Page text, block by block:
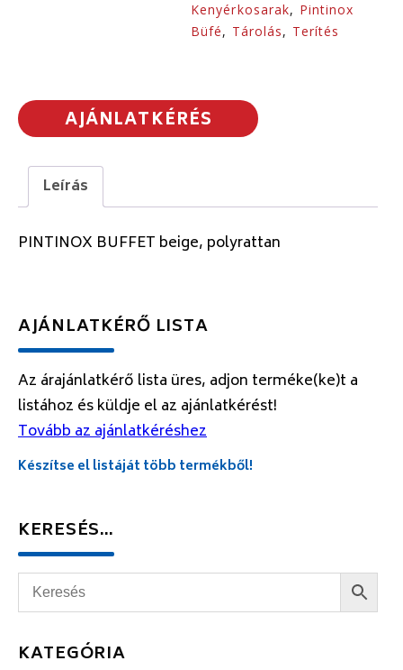
Kenyérkosarak, Pintinox
Büfé, Tárolás, Terítés
AJÁNLATKÉRÉS
Leírás
PINTINOX BUFFET beige, polyrattan
AJÁNLATKÉRŐ LISTA
Az árajánlatkérő lista üres, adjon terméke(ke)t a
listához és küldje el az ajánlatkérést!
Tovább az ajánlatkéréshez
Készítse el listáját több termékből!
KERESÉS…
KATEGÓRIA